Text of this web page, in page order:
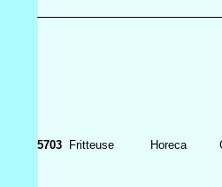
5703 Fritteuse Horeca